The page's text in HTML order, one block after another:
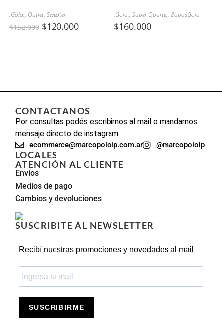
.Gola., Outlet, Sweater
$152.000 $120.000
.Gola.,Super Quarter,ZapasGola
$160.000
CONTACTANOS
Por consultas podés escribirnos al mail o mandarnos
mensaje directo de instagram
ecommerce@marcopololp.com.ar @marcopololp
LOCALES
ATENCIÓN AL CLIENTE
Envíos
Medios de pago
Cambios y devoluciones
SUSCRIBITE AL NEWSLETTER
Recibí nuestras promociones y novedades al mail
SUSCRIBIRME